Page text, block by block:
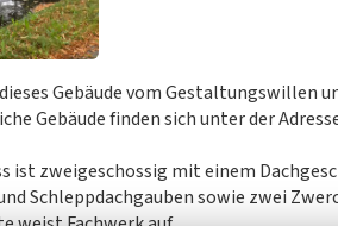
Gebäude vom Gestaltungswillen
Gebäude finden sich unter der
ist zweigeschossig mit einem
Schleppdachgauben sowie zwei